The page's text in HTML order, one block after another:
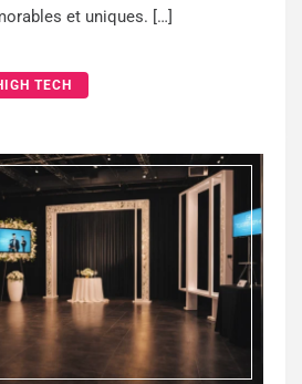
et uniques. […]
TECH